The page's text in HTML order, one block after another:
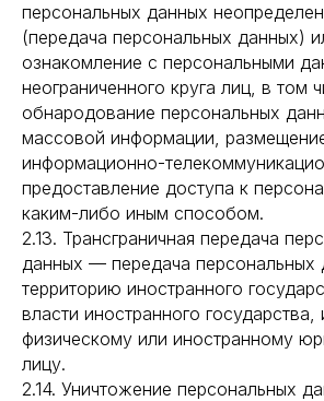
персональных данных
(передача персональных данных)
ознакомление с персональными
неограниченного круга лиц, в том
обнародование персональных
массовой информации,
информационно-
предоставление доступа к
каким-либо иным способом.
2.13. Трансграничная передача
данных — передача персональных
территорию иностранного
власти иностранного
физическому или иностранному
лицу.
2.14. Уничтожение персональных